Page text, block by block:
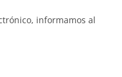
informamos al